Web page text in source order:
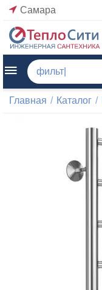
Самара
Главная / Каталог /